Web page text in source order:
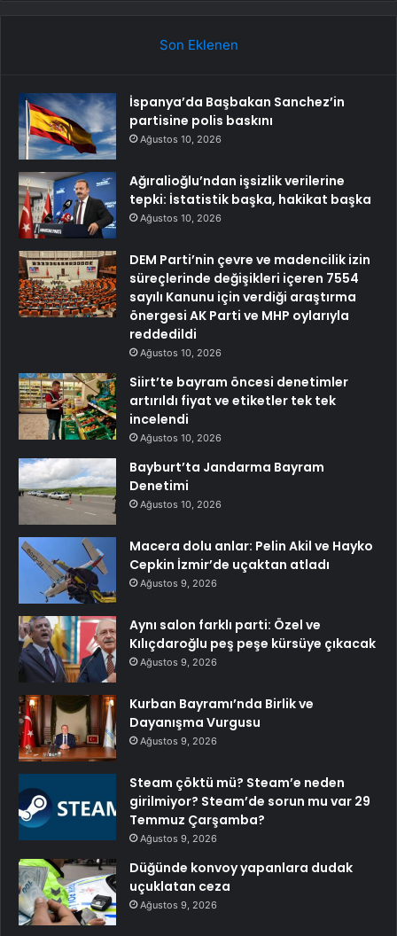
Son Eklenen
İspanya’da Başbakan Sanchez’in
partisine polis baskını
Ağustos 10, 2026
Ağıralioğlu’ndan işsizlik verilerine
tepki: İstatistik başka, hakikat başka
Ağustos 10, 2026
DEM Parti’nin çevre ve madencilik izin
süreçlerinde değişikleri içeren 7554
sayılı Kanunu için verdiği araştırma
önergesi AK Parti ve MHP oylarıyla
reddedildi
Ağustos 10, 2026
Siirt’te bayram öncesi denetimler
artırıldı fiyat ve etiketler tek tek
incelendi
Ağustos 10, 2026
Bayburt’ta Jandarma Bayram
Denetimi
Ağustos 10, 2026
Macera dolu anlar: Pelin Akil ve Hayko
Cepkin İzmir’de uçaktan atladı
Ağustos 9, 2026
Aynı salon farklı parti: Özel ve
Kılıçdaroğlu peş peşe kürsüye çıkacak
Ağustos 9, 2026
Kurban Bayramı’nda Birlik ve
Dayanışma Vurgusu
Ağustos 9, 2026
Steam çöktü mü? Steam’e neden
girilmiyor? Steam’de sorun mu var 29
Temmuz Çarşamba?
Ağustos 9, 2026
Düğünde konvoy yapanlara dudak
uçuklatan ceza
Ağustos 9, 2026